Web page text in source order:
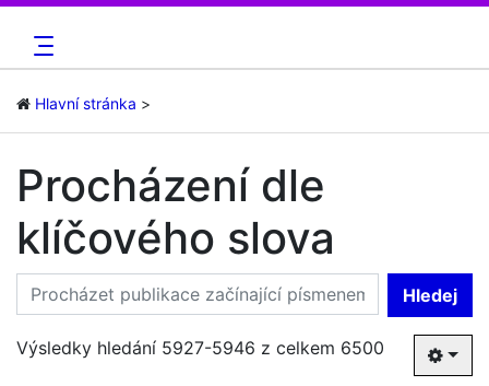
Hlavní stránka
Procházení dle
klíčového slova
Hledej
Výsledky hledání 5927-5946 z celkem 6500